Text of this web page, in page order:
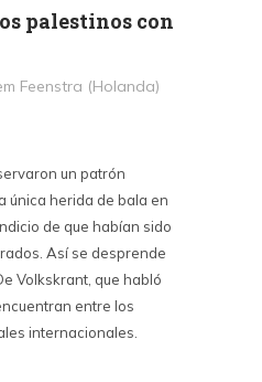
palestinos con
Feenstra (Holanda)
un patrón
única herida de bala en
de que habían sido
Así se desprende
Volkskrant, que habló
entre los
internacionales.